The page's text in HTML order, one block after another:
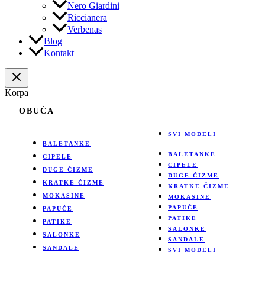
Nero Giardini
Riccianera
Verbenas
Blog
Kontakt
Korpa
OBUĆA
BALETANKE
CIPELE
DUGE ČIZME
KRATKE ČIZME
MOKASINE
PAPUČE
PATIKE
SALONKE
SANDALE
SVI MODELI
BALETANKE
CIPELE
DUGE ČIZME
KRATKE ČIZME
MOKASINE
PAPUČE
PATIKE
SALONKE
SANDALE
SVI MODELI